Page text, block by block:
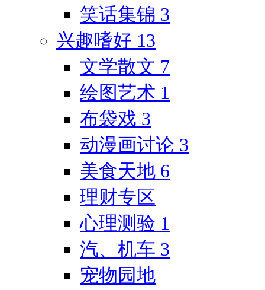
笑话集锦 3
兴趣嗜好 13
文学散文 7
绘图艺术 1
布袋戏 3
动漫画讨论 3
美食天地 6
理财专区
心理测验 1
汽、机车 3
宠物园地